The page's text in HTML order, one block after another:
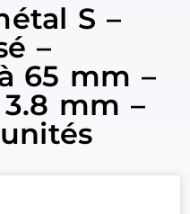
S –
–
65 mm –
mm –